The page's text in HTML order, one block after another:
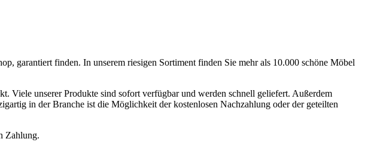
garantiert finden. In unserem riesigen Sortiment finden Sie mehr als 10.000 schöne Möbel
Viele unserer Produkte sind sofort verfügbar und werden schnell geliefert. Außerdem
in der Branche ist die Möglichkeit der kostenlosen Nachzahlung oder der geteilten
Zahlung.